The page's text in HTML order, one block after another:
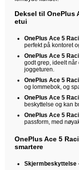
Deksel til OnePlus
etui
OnePlus Ace 5
perfekt på kontoret
OnePlus Ace 5
godt grep, ideelt
joggeturen.
OnePlus Ace 5
og lommebok, og
OnePlus Ace 5
beskyttelse og kan
OnePlus Ace 5
passform, med
OnePlus Ace 5
smartere
Skjermbeskyttelse